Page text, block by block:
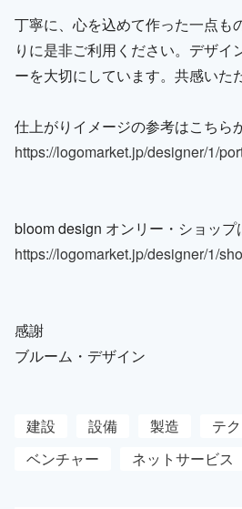
丁寧に、心を込めて作った一点も
りに是非ご利用ください。デザイ
ーを大切にしています。共感いた
仕上がりイメージの参考はこちら
https://logomarket.jp/designer/1/
bloom design オンリー・ショップ
https://logomarket.jp/designer/1/
感謝
ブルーム・デザイン
建設 設備 製造
テ
ベンチャー
ネットサービス